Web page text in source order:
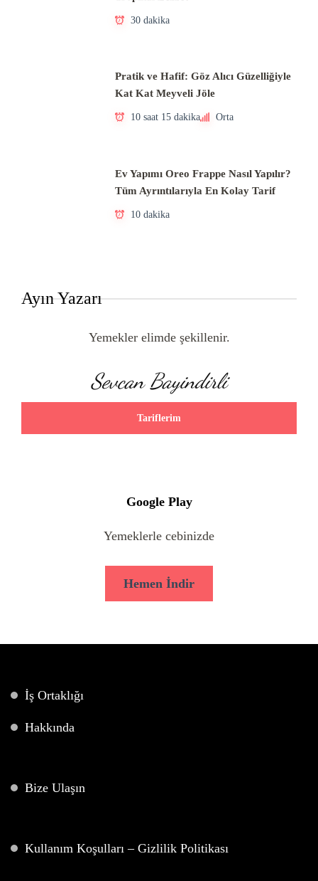
30 dakika
Pratik ve Hafif: Göz Alıcı Güzelliğiyle
Kat Kat Meyveli Jöle
10 saat 15 dakika Orta
Ev Yapımı Oreo Frappe Nasıl Yapılır?
Tüm Ayrıntılarıyla En Kolay Tarif
10 dakika
Ayın Yazarı
Yemekler elimde şekillenir.
Sevcan Bayindirli
Tariflerim
Google Play
Yemeklerle cebinizde
Hemen İndir
İş Ortaklığı
Hakkında
Bize Ulaşın
Kullanım Koşulları – Gizlilik Politikası